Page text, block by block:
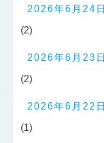
2026年6月24日
(2)
2026年6月23日
(2)
2026年6月22日
(1)